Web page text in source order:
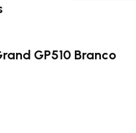
GP510 Branco